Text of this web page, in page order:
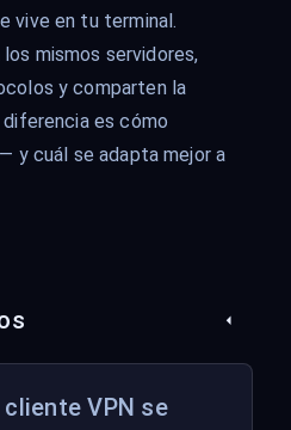
vive en tu terminal.
mismos servidores,
y comparten la
diferencia es cómo
y cuál se adapta mejor a
cliente VPN se